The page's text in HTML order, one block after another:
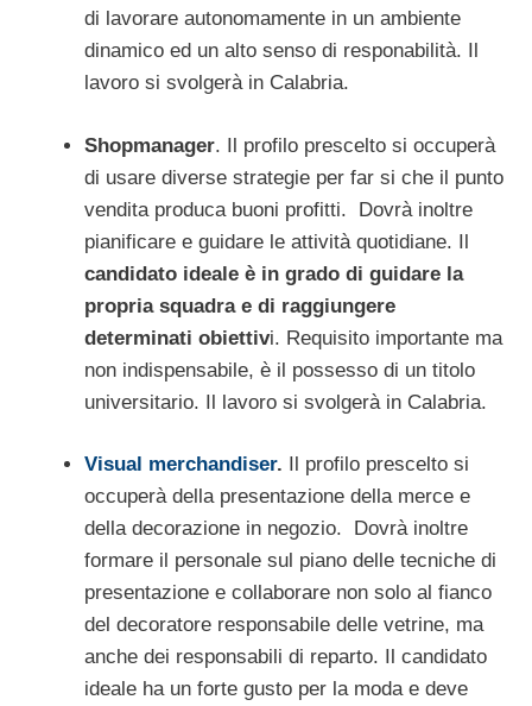
di lavorare autonomamente in un ambiente
dinamico ed un alto senso di responabilità. Il
lavoro si svolgerà in Calabria.
Shopmanager. Il profilo prescelto si occuperà
di usare diverse strategie per far si che il punto
vendita produca buoni profitti. Dovrà inoltre
pianificare e guidare le attività quotidiane. Il
candidato ideale è in grado di guidare la
propria squadra e di raggiungere
determinati obiettivi. Requisito importante ma
non indispensabile, è il possesso di un titolo
universitario. Il lavoro si svolgerà in Calabria.
Visual merchandiser. Il profilo prescelto si
occuperà della presentazione della merce e
della decorazione in negozio. Dovrà inoltre
formare il personale sul piano delle tecniche di
presentazione e collaborare non solo al fianco
del decoratore responsabile delle vetrine, ma
anche dei responsabili di reparto. Il candidato
ideale ha un forte gusto per la moda e deve